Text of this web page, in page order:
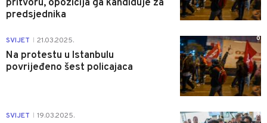
pritvoru, opozicija ga kandiduje za
predsjednika
SVIJET 21.03.2025.
Na protestu u Istanbulu
povrijeđeno šest policajaca
0
SVIJET 19.03.2025. 1